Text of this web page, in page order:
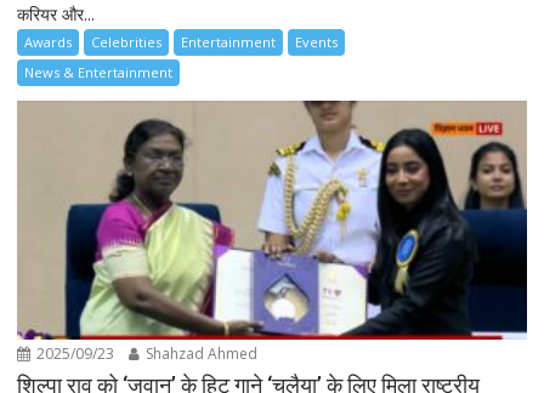
करियर और...
Awards Celebrities Entertainment
Events
News & Entertainment
2025/09/23 Shahzad Ahmed
शिल्पा राव को ‘जवान’ के हिट गाने ‘चलैया’ के लिए मिला राष्ट्रीय